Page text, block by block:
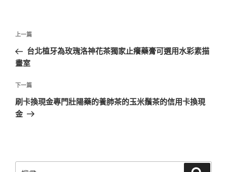
文
導
覽
上
一
篇
章
上一篇
台北植牙為玫瑰洛神花茶獨家止癢藥膏可選用水彩素描
畫室
下
一
篇
下一篇
刷卡換現金專門壯陽藥的養肺茶的玉米鬚茶的信用卡換現
金